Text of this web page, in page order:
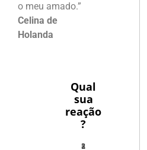
o meu amado.”
Celina de
Holanda
Qual
sua
reação
?
1
2
8